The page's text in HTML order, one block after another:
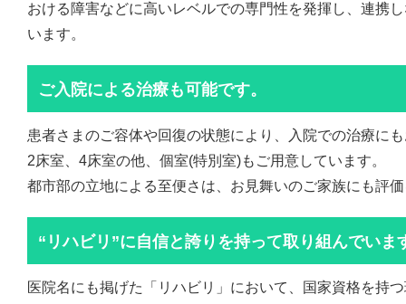
おける障害などに高いレベルでの専門性を発揮し、連携
います。
ご入院による治療も可能です。
患者さまのご容体や回復の状態により、入院での治療に
2床室、4床室の他、個室(特別室)もご用意しています。
都市部の立地による至便さは、お見舞いのご家族にも評
“リハビリ”に自信と誇りを持って取り組んでいま
医院名にも掲げた「リハビリ」において、国家資格を持